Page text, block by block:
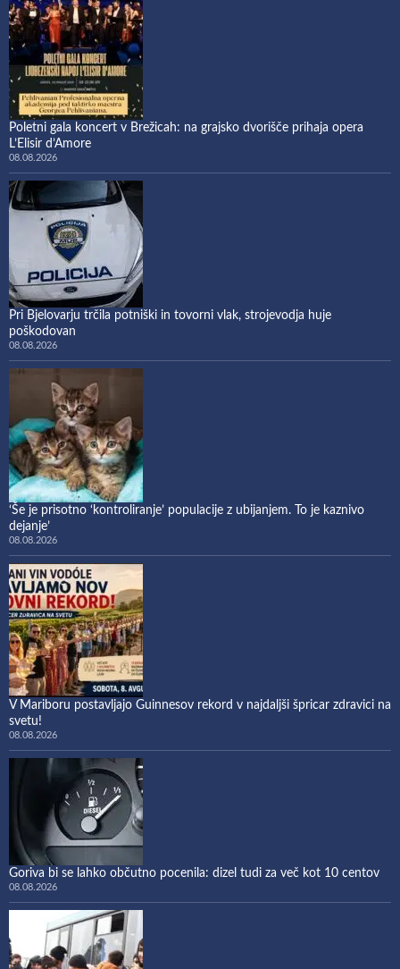
Poletni gala koncert v Brežicah: na grajsko dvorišče prihaja opera
L’Elisir d’Amore
08.08.2026
Pri Bjelovarju trčila potniški in tovorni vlak, strojevodja huje
poškodovan
08.08.2026
‘Še je prisotno ‘kontroliranje’ populacije z ubijanjem. To je kaznivo
dejanje’
08.08.2026
V Mariboru postavljajo Guinnesov rekord v najdaljši špricar zdravici na
svetu!
08.08.2026
Goriva bi se lahko občutno pocenila: dizel tudi za več kot 10 centov
08.08.2026